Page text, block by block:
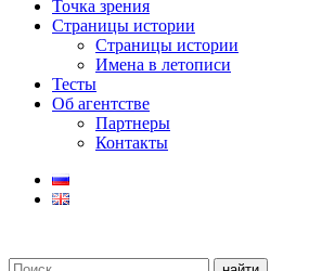
Точка зрения
Страницы истории
Страницы истории
Имена в летописи
Тесты
Об агентстве
Партнеры
Контакты